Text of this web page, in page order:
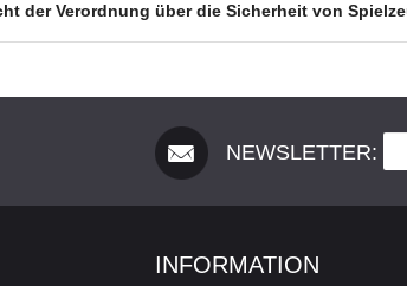
der Verordnung über die Sicherheit von
NEWSLETTER:
INFORMATION